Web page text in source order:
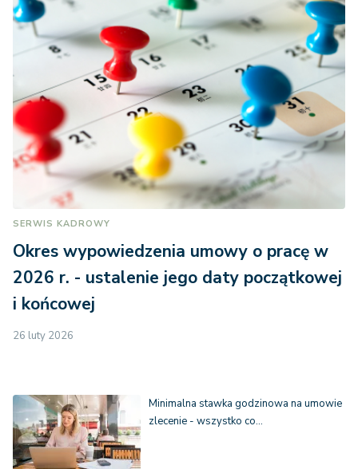
SERWIS KADROWY
Okres wypowiedzenia umowy o pracę w
2026 r. - ustalenie jego daty początkowej
i końcowej
26 luty 2026
Minimalna stawka godzinowa na umowie
zlecenie - wszystko co…